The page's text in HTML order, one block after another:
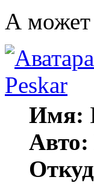
А может
Peskar
Имя:
Авто: